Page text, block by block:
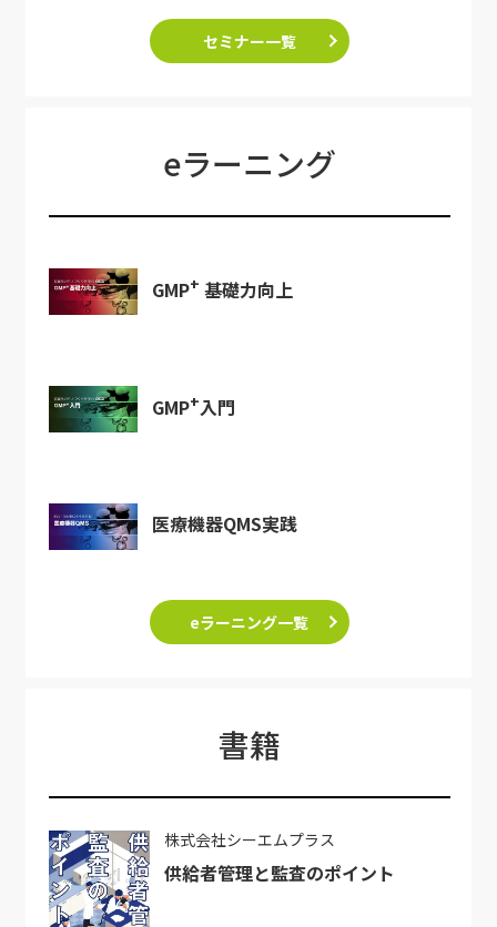
セミナー一覧
eラーニング
GMP+ 基礎力向上
GMP+入門
医療機器QMS実践
eラーニング一覧
書籍
株式会社シーエムプラス
供給者管理と監査のポイント